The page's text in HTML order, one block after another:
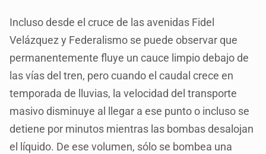
Incluso desde el cruce de las avenidas Fidel
Velázquez y Federalismo se puede observar que
permanentemente fluye un cauce limpio debajo de
las vías del tren, pero cuando el caudal crece en
temporada de lluvias, la velocidad del transporte
masivo disminuye al llegar a ese punto o incluso se
detiene por minutos mientras las bombas desalojan
el líquido. De ese volumen, sólo se bombea una